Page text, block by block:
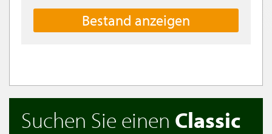
Bestand anzeigen
Suchen Sie einen Classic